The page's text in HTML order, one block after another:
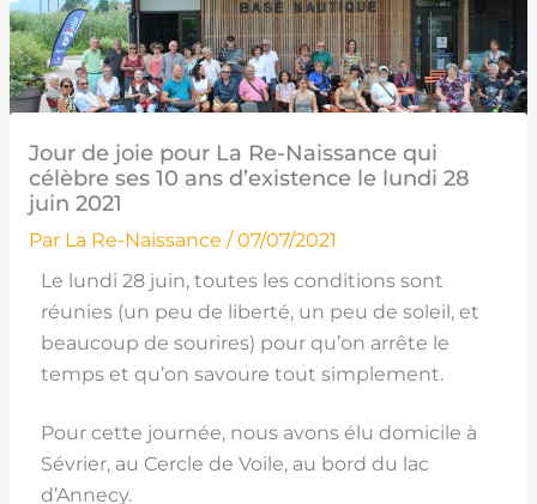
Jour de joie pour La Re-Naissance qui
célèbre ses 10 ans d’existence le lundi 28
juin 2021
Par La Re-Naissance /07/07/2021
Le lundi 28 juin, toutes les conditions sont
réunies (un peu de liberté, un peu de soleil, et
beaucoup de sourires) pour qu’on arrête le
temps et qu’on savoure tout simplement.
Pour cette journée, nous avons élu domicile à
Sévrier, au Cercle de Voile, au bord du lac
d’Annecy.